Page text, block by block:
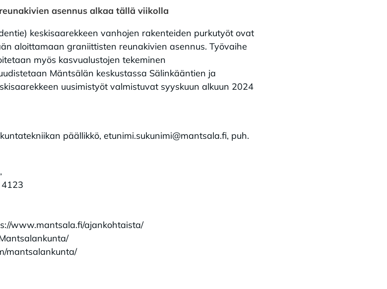
asennus alkaa tällä viikolla
keskisaarekkeen vanhojen rakenteiden purkutyöt ovat
aloittamaan graniittisten reunakivien asennus. Työvaihe
myös kasvualustojen tekeminen
Mäntsälän keskustassa Sälinkääntien ja
uusimistyöt valmistuvat syyskuun alkuun 2024
päällikkö, etunimi.sukunimi@mantsala.fi, puh.
www.mantsala.fi/ajankohtaista/
mantsalankunta/